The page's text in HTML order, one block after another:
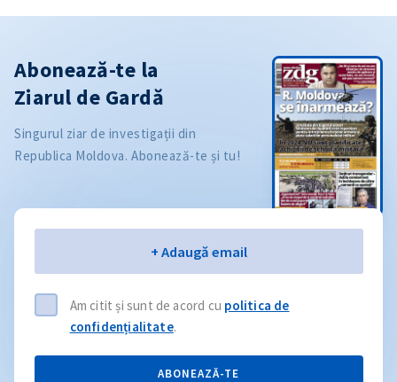
Abonează-te la
Ziarul de Gardă
Singurul ziar de investigații din
Republica Moldova. Abonează-te și tu!
+ Adaugă email
Am citit și sunt de acord cu politica de
confidențialitate.
ABONEAZĂ-TE